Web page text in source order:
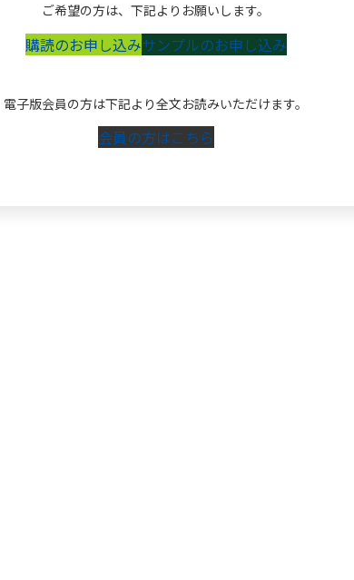
ご希望の方は、下記よりお願いします。
購読のお申し込みサンプルのお申し込み
電子版会員の方は下記より全文お読みいただけます。
会員の方はこちら